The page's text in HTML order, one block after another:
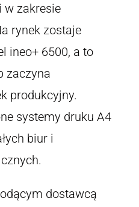
w zakresie
rynek zostaje
ineo+ 6500, a to
zaczyna
produkcyjny.
systemy druku A4
biur i
dostawcą